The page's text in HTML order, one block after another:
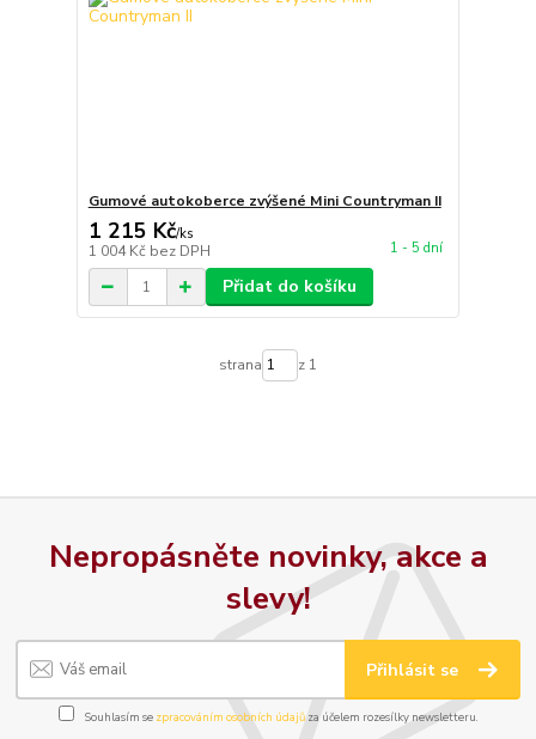
Gumové autokoberce zvýšené Mini Countryman II
1 215 Kč/ks
1 004 Kč bez DPH 1 - 5 dní
Přidat do košíku
strana z 1
Nepropásněte novinky, akce a
slevy!
Přihlásit se
Souhlasím se zpracováním osobních údajůza účelem rozesílky newsletteru.